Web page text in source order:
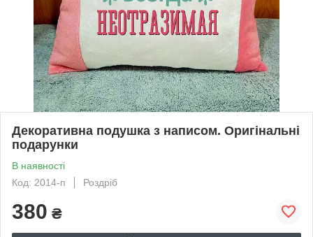
Декоративна подушка з написом. Оригінальні
подарунки
В наявності
Код: 2014-п
Роздріб
380 ₴